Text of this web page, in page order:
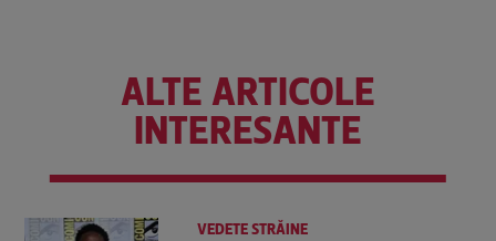
ALTE ARTICOLE
INTERESANTE
VEDETE STRĂINE